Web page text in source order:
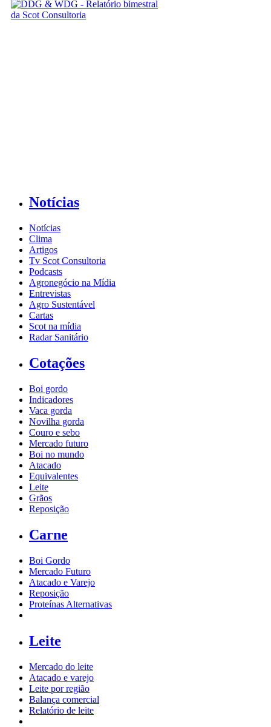
Notícias
Notícias
Clima
Artigos
Tv Scot Consultoria
Podcasts
Agronegócio na Mídia
Entrevistas
Agro Sustentável
Cartas
Scot na mídia
Radar Sanitário
Cotações
Boi gordo
Indicadores
Vaca gorda
Novilha gorda
Couro e sebo
Mercado futuro
Boi no mundo
Atacado
Equivalentes
Leite
Grãos
Reposição
Carne
Boi Gordo
Mercado Futuro
Atacado e Varejo
Reposição
Proteínas Alternativas
Leite
Mercado do leite
Atacado e varejo
Leite por região
Balança comercial
Relatório de leite